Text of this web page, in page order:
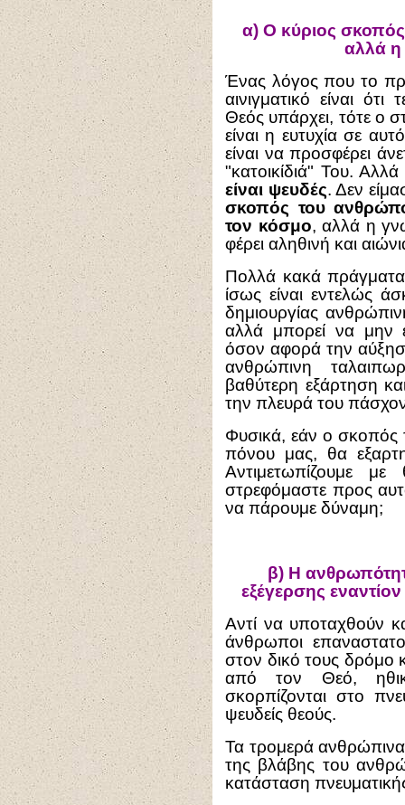
α) Ο κύριος σκοπός
αλλά
Ένας λόγος που το
αινιγματικό είναι
Θεός υπάρχει, τότε ο
είναι η ευτυχία σε
είναι να προσφέρει
"κατοικίδιά" Του.
είναι ψευδές. Δεν
σκοπός του
τον κόσμο, αλλά η
φέρει αληθινή και
Πολλά κακά πράγματα
ίσως είναι εντελώς
δημιουργίας
αλλά μπορεί να μην
όσον αφορά την
ανθρώπινη
βαθύτερη εξάρτηση
την πλευρά του
Φυσικά, εάν ο σκοπός
πόνου μας, θα
Αντιμετωπίζουμε
στρεφόμαστε προς
να πάρουμε δύναμη;
β) Η
εξέγερσης
Αντί να υποταχθούν
άνθρωποι
στον δικό τους δρόμο
από τον Θεό,
σκορπίζονται στο
ψευδείς θεούς.
Τα τρομερά ανθρώπινα
της βλάβης του
κατάσταση